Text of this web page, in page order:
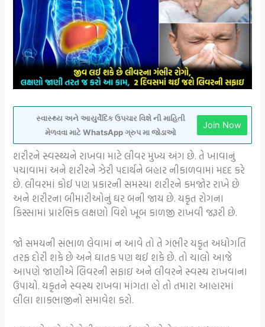
સ્વાસ્થ્ય અને આયુર્વેદિક ઉપચાર વિશે ની માહિતી
મેળવવા માટે WhatsApp ગ્રુપ મા જોડાઓ
Join Now
શરીરને સ્વસ્થ્યને રાખવા માટે લીવર મુખ્ય અંગ છે. તે ખાવાનું
પચાવામાં અને શરીરને ઝેરી પદાર્થને બહાર નીકાળવામાં મદદ કરે
છે. લીવરમાં કોઈ પણ પ્રકારની સમસ્યા શરીરને કમજોર રાખે છે
અને શરીરના બીમારીઓનું ઘર બની જાય છે. યકૃત રોગના
કિસ્સામાં પ્રારંભિક લક્ષણો વિશે ખૂબ કાળજી રાખવી જરૂરી છે.
જો સમયની સંભાળ લેવામાં ન આવે તો તે ગંભીર યકૃત અધોગતિ
તરફ દોરી શકે છે અને ઘાતક પણ થઈ શકે છે. તો ચાલો આજે
આપણે જાણીએ લિવરની સફાઇ અને લીવરને સ્વસ્થ રાખવાના
ઉપાયો. યકૃતને સ્વસ્થ રાખવા માંગતા હો તો તમારા આહારમાં
લીલા શાકભાજીનો સમાવેશ કરો.